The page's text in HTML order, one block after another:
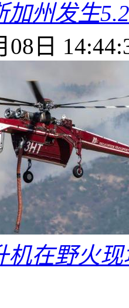
加州发生
08日
机在野火